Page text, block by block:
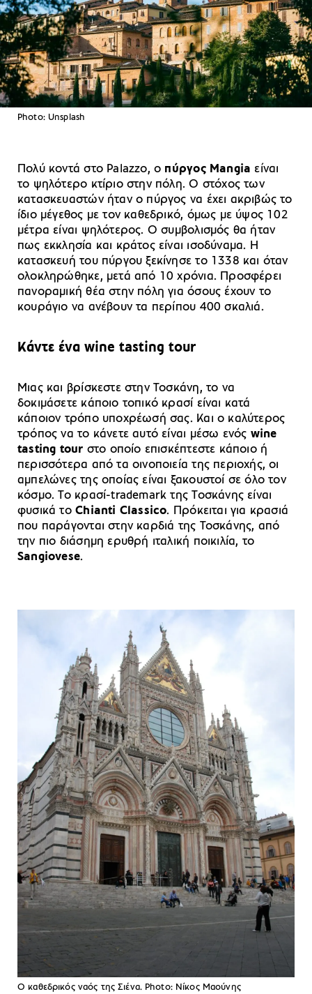
Photo: Unsplash
Πολύ κοντά στο Palazzo, ο πύργος Mangia είναι
το ψηλότερο κτίριο στην πόλη. Ο στόχος των
κατασκευαστών ήταν ο πύργος να έχει ακριβώς το
ίδιο μέγεθος με τον καθεδρικό, όμως με ύψος 102
μέτρα είναι ψηλότερος. Ο συμβολισμός θα ήταν
πως εκκλησία και κράτος είναι ισοδύναμα. Η
κατασκευή του πύργου ξεκίνησε το 1338 και όταν
ολοκληρώθηκε, μετά από 10 χρόνια. Προσφέρει
πανοραμική θέα στην πόλη για όσους έχουν το
κουράγιο να ανέβουν τα περίπου 400 σκαλιά.
Κάντε ένα wine tasting tour
Μιας και βρίσκεστε στην Τοσκάνη, το να
δοκιμάσετε κάποιο τοπικό κρασί είναι κατά
κάποιον τρόπο υποχρέωσή σας. Και ο καλύτερος
τρόπος να το κάνετε αυτό είναι μέσω ενός wine
tasting tour στο οποίο επισκέπτεστε κάποιο ή
περισσότερα από τα οινοποιεία της περιοχής, οι
αμπελώνες της οποίας είναι ξακουστοί σε όλο τον
κόσμο. Το κρασί-trademark της Τοσκάνης είναι
φυσικά τοChianti Classico. Πρόκειται για κρασιά
που παράγονται στην καρδιά της Τοσκάνης, από
την πιο διάσημη ερυθρή ιταλική ποικιλία, το
Sangiovese.
Ο καθεδρικός ναός της Σιένα. Photo: Νίκος Μαούνης